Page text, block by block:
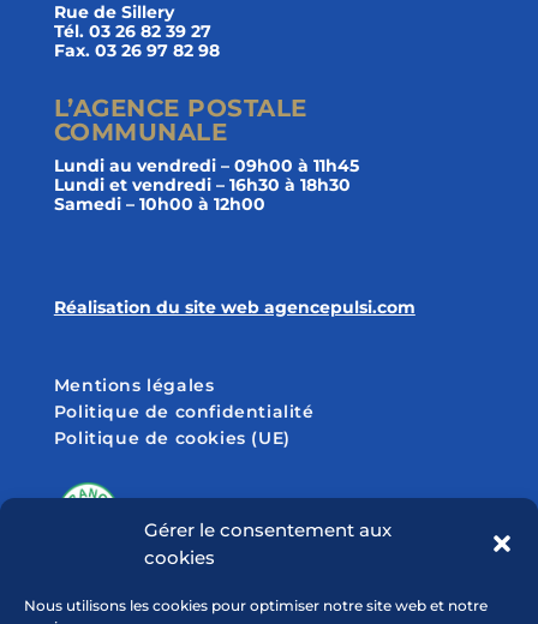
Gérer le consentement aux
cookies
Nous utilisons les cookies pour optimiser notre site web et notre
Rue de Sillery
Tél. 03 26 82 39 27
Fax. 03 26 97 82 98
L’AGENCE POSTALE
COMMUNALE
Lundi au vendredi – 09h00 à 11h45
Lundi et vendredi – 16h30 à 18h30
Samedi – 10h00 à 12h00
Réalisation du site web agencepulsi.com
Mentions légales
Politique de confidentialité
Politique de cookies (UE)
SUIVEZ-NOUS SUR